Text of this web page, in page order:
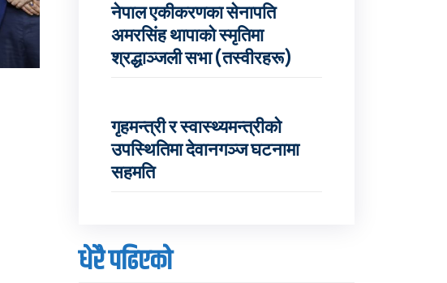
नेपाल एकीकरणका सेनापति
अमरसिंह थापाको स्मृतिमा
श्रद्धाञ्जली सभा (तस्वीरहरू)
गृहमन्त्री र स्वास्थ्यमन्त्रीको
उपस्थितिमा देवानगञ्ज घटनामा
सहमति
धेरै पढिएको